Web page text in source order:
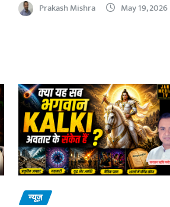
Prakash Mishra May 19, 2026
न्यूज़